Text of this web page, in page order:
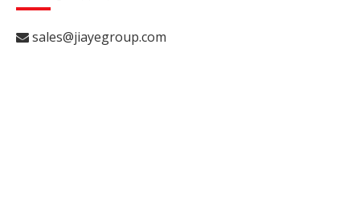
 sales@jiayegroup.com